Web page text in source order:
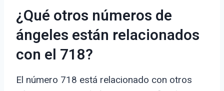
¿Qué otros números de
ángeles están relacionados
con el 718?
El número 718 está relacionado con otros